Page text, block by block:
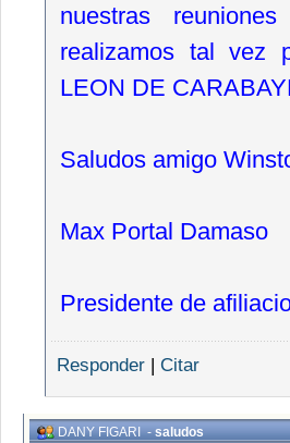
nuestras
realizamos tal vez
LEON DE
Saludos amigo
Max Portal Damaso
Presidente de
Responder | Citar
DANY FIGARI-saludos